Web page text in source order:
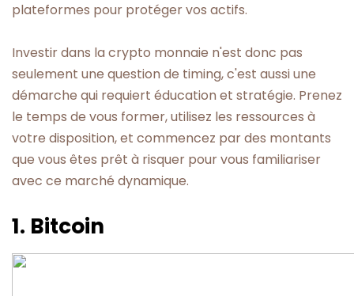
plateformes pour protéger vos actifs.
Investir dans la crypto monnaie n'est donc pas
seulement une question de timing, c'est aussi une
démarche qui requiert éducation et stratégie. Prenez
le temps de vous former, utilisez les ressources à
votre disposition, et commencez par des montants
que vous êtes prêt à risquer pour vous familiariser
avec ce marché dynamique.
1. Bitcoin